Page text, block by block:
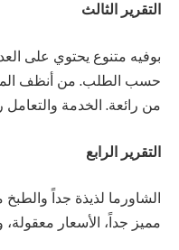
التقرير الثالث
بوفيه متنوع يحتوي على
حسب الطلب. من أنظف
من رائعة. الخدمة والتعامل
التقرير الرابع
الشاورما لذيذة جداً
مميز جداً، الأسعار